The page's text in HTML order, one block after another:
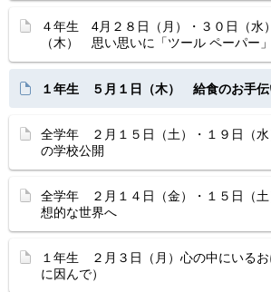
４年生 4月２８日（月）・３０日（水
（木） 思い思いに「ツール ペーパー」
１年生 ５月１日（木） 給食のお手伝
全学年 ２月１５日（土）・１９日（
の学校公開
全学年 ２月１４日（金）・１５日（土
想的な世界へ
１年生 ２月３日（月）心の中にいる
に因んで）